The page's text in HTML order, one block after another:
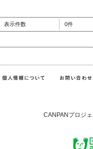
表示件数 0件
CANPANプロジ